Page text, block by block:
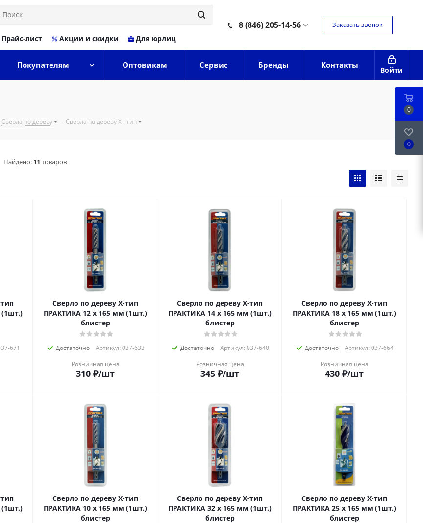
Прайс-лист Акции и скидки Для юрлиц
8 (846) 205-14-56 Заказать звонок
Войти
Покупателям Оптовикам Сервис Бренды Контакты
Сверла по дереву - Сверла по дереву Х - тип
Найдено: 11 товаров
671
Сверло по дереву Х-тип
ПРАКТИКА 12 х 165 мм (1шт.)
блистер
Достаточно
Артикул: 037-633
Розничная цена
310 ₽/шт
Сверло по дереву Х-тип
ПРАКТИКА 14 х 165 мм (1шт.)
блистер
Достаточно
Артикул: 037-640
Розничная цена
345 ₽/шт
Сверло по дереву Х-тип
ПРАКТИКА 18 х 165 мм (1шт.)
блистер
Достаточно
Артикул: 037-664
Розничная цена
430 ₽/шт
Сверло по дереву Х-тип
ПРАКТИКА 10 х 165 мм (1шт.)
блистер
Сверло по дереву Х-тип
ПРАКТИКА 32 х 165 мм (1шт.)
блистер
Сверло по дереву Х-тип
ПРАКТИКА 25 х 165 мм (1шт.)
блистер
0
0